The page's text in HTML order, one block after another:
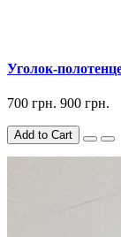
Уголок-
700 грн. 900 грн.
Add to Cart